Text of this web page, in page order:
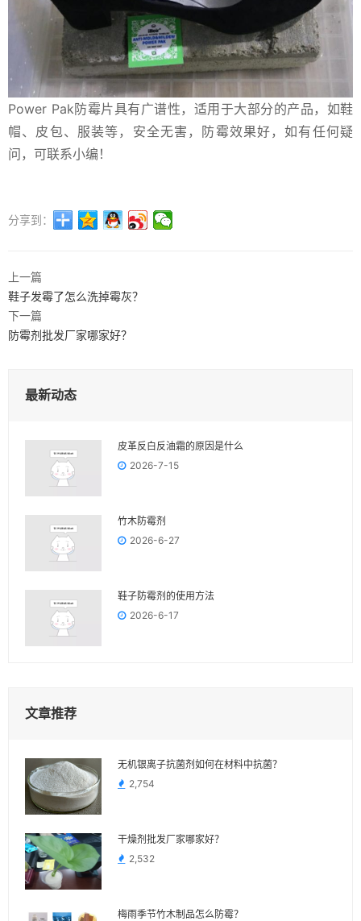
Power Pak防霉片具有广谱性，适用于大部分的产品，如鞋
帽、皮包、服装等，安全无害，防霉效果好，如有任何疑
问，可联系小编！
分享到：
上一篇
鞋子发霉了怎么洗掉霉灰？
下一篇
防霉剂批发厂家哪家好？
最新动态
皮革反白反油霜的原因是什么
2026-7-15
竹木防霉剂
2026-6-27
鞋子防霉剂的使用方法
2026-6-17
文章推荐
无机银离子抗菌剂如何在材料中抗菌？
2,754
干燥剂批发厂家哪家好？
2,532
梅雨季节竹木制品怎么防霉？